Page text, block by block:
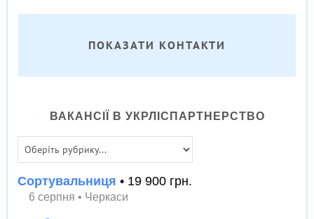
ПОКАЗАТИ КОНТАКТИ
ВАКАНСІЇ В УКРЛІСПАРТНЕРСТВО
Сортувальниця • 19 900 грн.
6 серпня • Черкаси